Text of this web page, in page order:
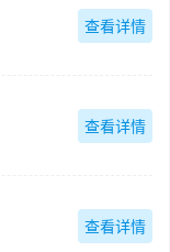
查看详情
查看详情
查看详情